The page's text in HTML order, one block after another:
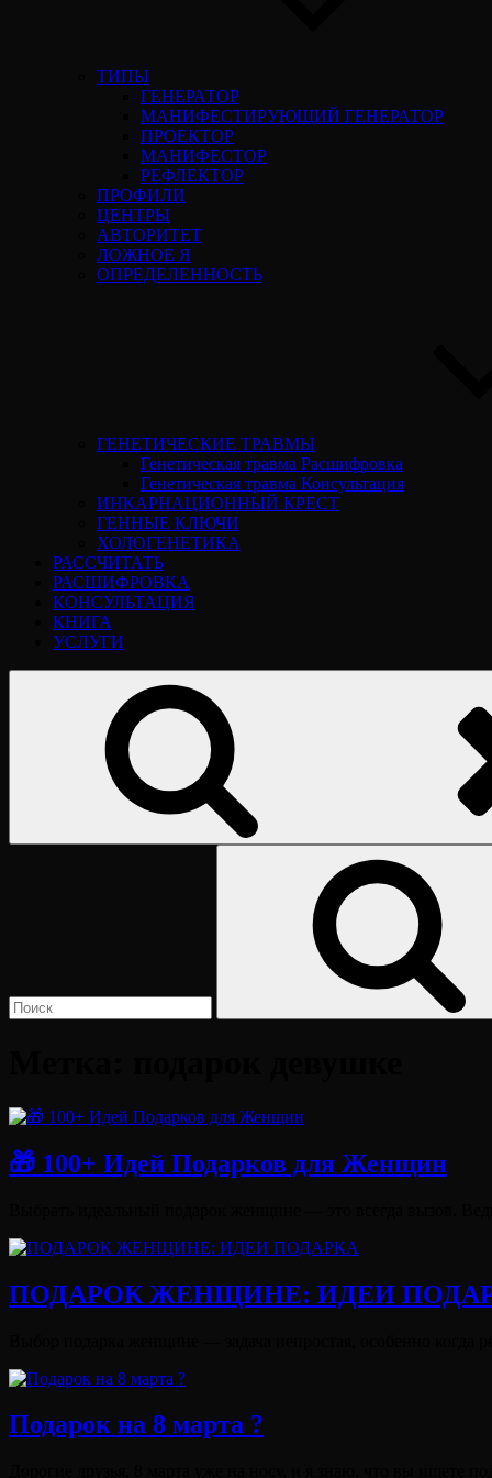
ТИПЫ
ГЕНЕРАТОР
МАНИФЕСТИРУЮЩИЙ ГЕНЕРАТОР
ПРОЕКТОР
МАНИФЕСТОР
РЕФЛЕКТОР
ПРОФИЛИ
ЦЕНТРЫ
АВТОРИТЕТ
ЛОЖНОЕ Я
ОПРЕДЕЛЕННОСТЬ
ГЕНЕТИЧЕСКИЕ ТРАВМЫ
Генетическая травма Расшифровка
Генетическая травма Консультация
ИНКАРНАЦИОННЫЙ КРЕСТ
ГЕННЫЕ КЛЮЧИ
ХОЛОГЕНЕТИКА
РАССЧИТАТЬ
РАСШИФРОВКА
КОНСУЛЬТАЦИЯ
КНИГА
УСЛУГИ
🎁 100+ Идей Подарков для Женщин
От
Виктория
ПОДАРОК ЖЕНЩИНЕ: ИДЕИ
Подарок на 8 марта ?